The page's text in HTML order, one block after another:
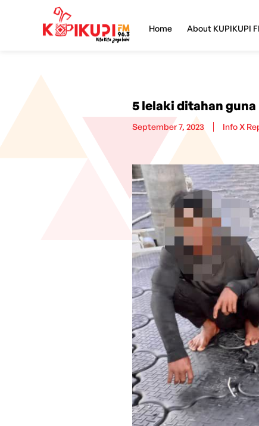
Home About KUPIKUPI
5 lelaki ditahan
September 7, 2023 Info X